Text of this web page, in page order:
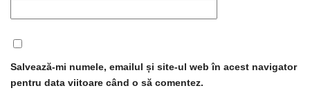
Salvează-mi numele, emailul și site-ul web în acest navigator
pentru data viitoare când o să comentez.